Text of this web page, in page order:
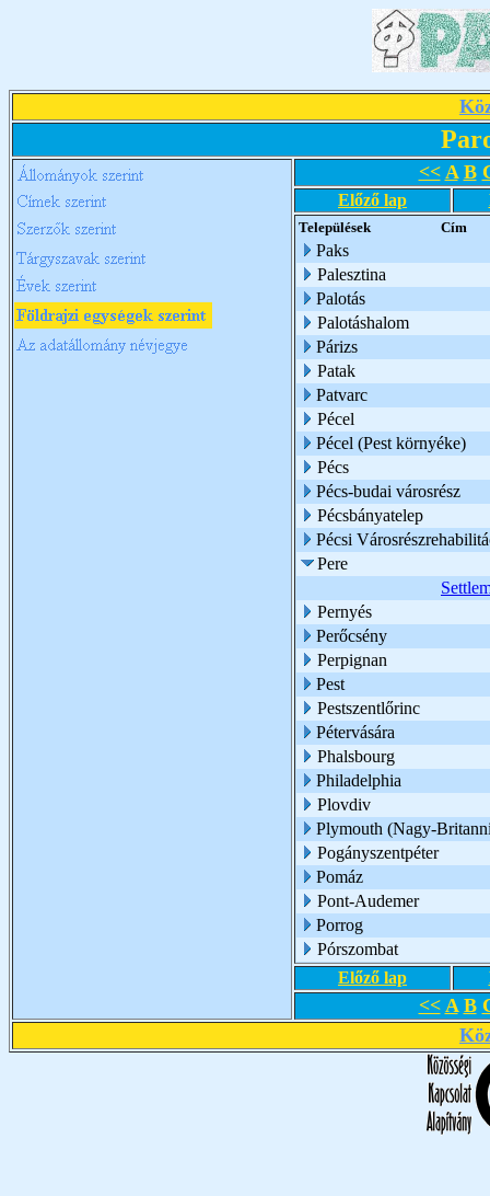
<< A B
Előző lap
Települések Cím
Paks
Palesztina
Palotás
Palotáshalom
Párizs
Patak
Patvarc
Pécel
Pécel (Pest környéke)
Pécs
Pécs-budai városrész
Pécsbányatelep
Pécsi
Pere
Pernyés
Perőcsény
Perpignan
Pest
Pestszentlőrinc
Pétervására
Phalsbourg
Philadelphia
Plovdiv
Plymouth (Nagy-
Pogányszentpéter
Pomáz
Pont-Audemer
Porrog
Pórszombat
Előző lap
<< A B